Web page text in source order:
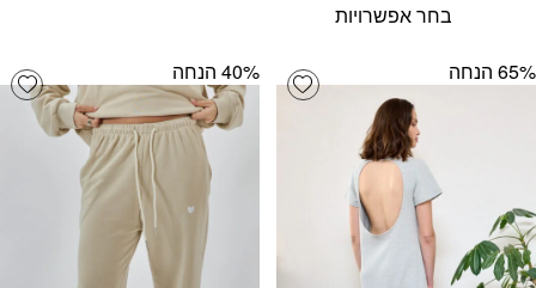
בחר אפשרויות
Add wishlist ‫65% הנחה ‫40% הנחה